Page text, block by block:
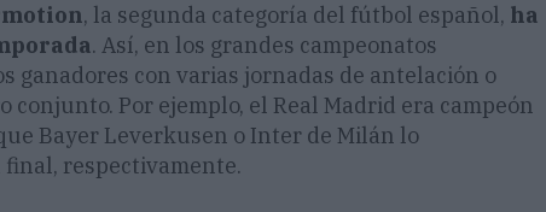
, la segunda categoría del fútbol español, ha
. Así, en los grandes campeonatos
ganadores con varias jornadas de antelación o
Por ejemplo, el Real Madrid era campeón
Bayer Leverkusen o Inter de Milán lo
respectivamente.